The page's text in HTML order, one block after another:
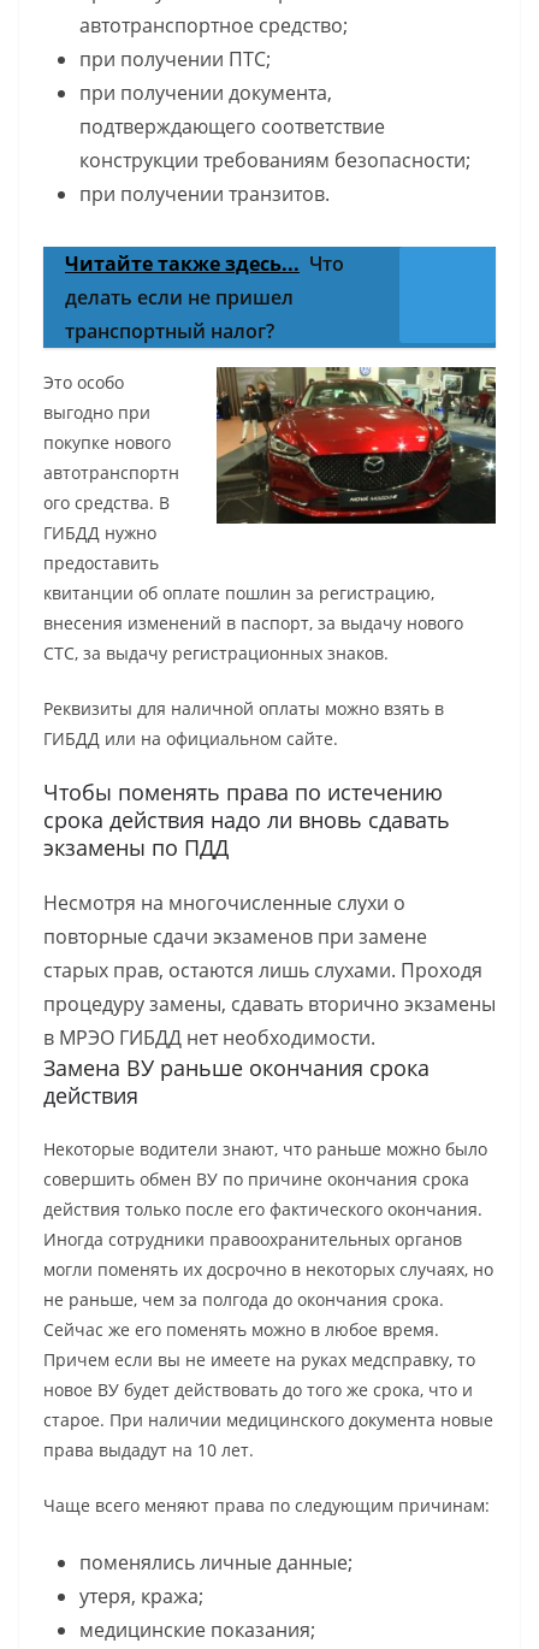
автотранспортное средство;
при получении ПТС;
при получении документа,
подтверждающего соответствие
конструкции требованиям безопасности;
при получении транзитов.
Читайте также здесь... Что
делать если не пришел
транспортный налог?
Это особо
выгодно при
покупке нового
автотранспортн
ого средства. В
ГИБДД нужно
предоставить
квитанции об оплате пошлин за регистрацию,
внесения изменений в паспорт, за выдачу нового
СТС, за выдачу регистрационных знаков.
Реквизиты для наличной оплаты можно взять в
ГИБДД или на официальном сайте.
Чтобы поменять права по истечению
срока действия надо ли вновь сдавать
экзамены по ПДД
Несмотря на многочисленные слухи о
повторные сдачи экзаменов при замене
старых прав, остаются лишь слухами. Проходя
процедуру замены, сдавать вторично экзамены
в МРЭО ГИБДД нет необходимости.
Замена ВУ раньше окончания срока
действия
Некоторые водители знают, что раньше можно было
совершить обмен ВУ по причине окончания срока
действия только после его фактического окончания.
Иногда сотрудники правоохранительных органов
могли поменять их досрочно в некоторых случаях, но
не раньше, чем за полгода до окончания срока.
Сейчас же его поменять можно в любое время.
Причем если вы не имеете на руках медсправку, то
новое ВУ будет действовать до того же срока, что и
старое. При наличии медицинского документа новые
права выдадут на 10 лет.
Чаще всего меняют права по следующим причинам:
поменялись личные данные;
утеря, кража;
медицинские показания;